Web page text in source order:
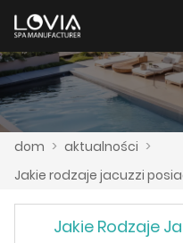
dom > aktualności >
Jakie rodzaje jacuzzi
Jakie Rodzaje